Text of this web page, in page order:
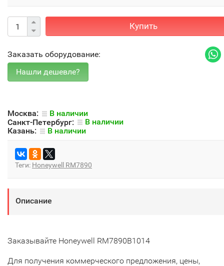
Купить
Заказать оборудование:
Москва:
В наличии
Санкт-Петербург:
В наличии
Казань:
В наличии
Теги: Honeywell RM7890
Описание
Заказывайте Honeywell RM7890B1014
Для получения коммерческого предложения, цены,